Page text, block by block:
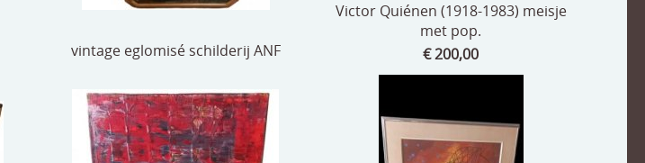
vintage eglomisé schilderij ANF
Victor Quiénen (1918-1983) meisje
met pop.
€ 200,00